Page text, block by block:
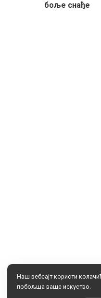
боље снађе
Наш вебсајт користи
побољша ваше искуство.